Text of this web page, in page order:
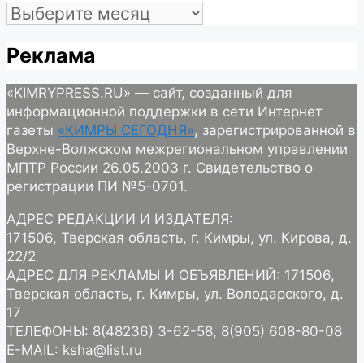
Архив
Реклама
«KIMRYPRESS.RU» — сайт, созданный для
информационной поддержки в сети Интернет
газеты «КИМРЫ СЕГОДНЯ», зарегистрированной в
Верхне-Волжском межрегиональном управлении
МПТР России 26.05.2003 г. Свидетельство о
регистрации ПИ №5-0701.
АДРЕС РЕДАКЦИИ И ИЗДАТЕЛЯ:
171506, Тверская область, г. Кимры, ул. Кирова, д.
22/2
АДРЕС ДЛЯ РЕКЛАМЫ И ОБЪЯВЛЕНИЙ: 171506,
Тверская область, г. Кимры, ул. Володарского, д.
17
ТЕЛЕФОНЫ: 8(48236) 3-62-58, 8(905) 608-80-08
E-MAIL: ksha@list.ru